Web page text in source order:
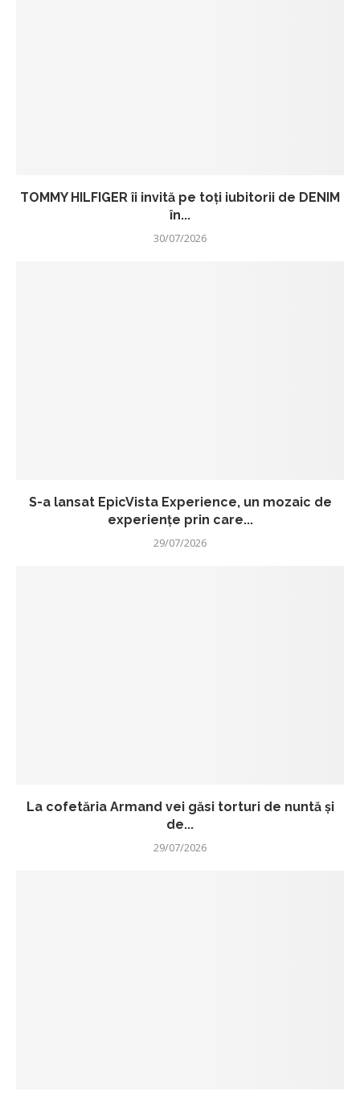
TOMMY HILFIGER îi invită pe toți iubitorii de DENIM
în...
30/07/2026
S-a lansat EpicVista Experience, un mozaic de
experiențe prin care...
29/07/2026
La cofetăria Armand vei găsi torturi de nuntă și
de...
29/07/2026